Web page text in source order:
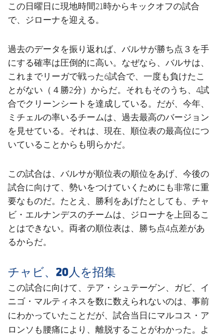
順位表
この日曜日に現地時間21時からキックオフの試合
で、ジローナを迎える。
過去のデータを振り返れば、バルサが勝ち点３を手
にする確率は圧倒的に高い。なぜなら、バルサは、
これまでリーガで戦った6試合で、一度も負けたこ
とがない（４勝2分）からだ。それもそのうち、4試
合でクリーンシートを達成している。だが、今年、
ミチェルの率いるチームは、過去最高のバージョン
を見せている。それは、現在、順位表の最高位につ
いていることからも明らかだ。
この試合は、バルサが順位表の順位をあげ、今後の
試合に向けて、勢いをつけていくためにも非常に重
要なものだ。たとえ、勝利をあげたとしても、チャ
ビ・エルナンデスのチームは、ジローナを上回るこ
とはできない。両者の順位表は、勝ち点4点差があ
るからだ。
チャビ、20人を招集
この試合に向けて、テア・シュテーゲン、ガビ、イ
ニゴ・マルティネスを数に数えられないのは、事前
にわかっていたことだが、試合当日にマルコス・ア
ロンソ も腰痛により、離脱することがわかった。よ